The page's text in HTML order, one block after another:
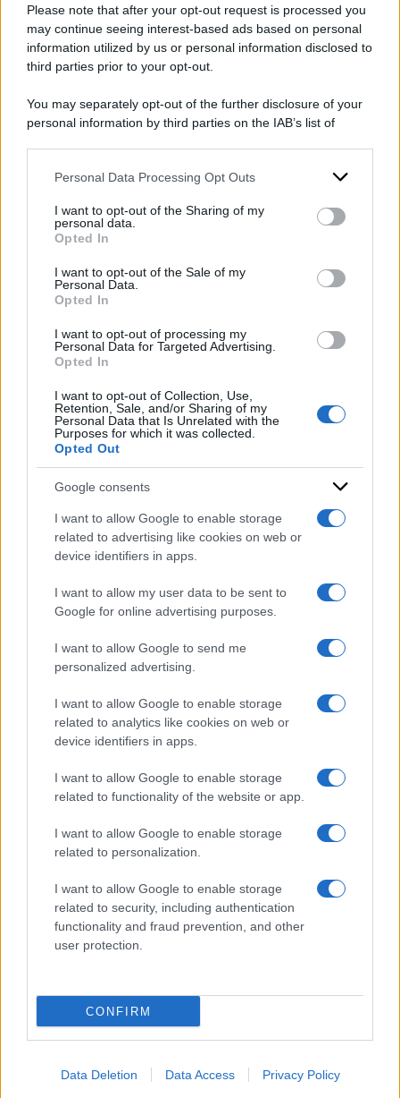
Please note that after your opt-out request is processed you
may continue seeing interest-based ads based on personal
information utilized by us or personal information disclosed to
third parties prior to your opt-out.
You may separately opt-out of the further disclosure of your
personal information by third parties on the IAB’s list of
This information may also be disclosed by us to third parties
disclose it to other third parties.
Please note that this website/app uses one or more Google
services and may gather and store information including but
not limited to your visit or usage behaviour. You may click to
grant or deny consent to Google and its third-party tags to
consent section.
Personal Data Processing Opt Outs
I want to opt-out of the Sharing of my
personal data.
Opted In
I want to opt-out of the Sale of my
Personal Data.
Opted In
I want to opt-out of processing my
Personal Data for Targeted Advertising.
Opted In
I want to opt-out of Collection, Use,
Retention, Sale, and/or Sharing of my
Personal Data that Is Unrelated with the
Purposes for which it was collected.
Opted Out
Google consents
I want to allow Google to enable storage
related to advertising like cookies on web or
device identifiers in apps.
I want to allow my user data to be sent to
Google for online advertising purposes.
I want to allow Google to send me
personalized advertising.
I want to allow Google to enable storage
related to analytics like cookies on web or
device identifiers in apps.
I want to allow Google to enable storage
related to functionality of the website or app.
I want to allow Google to enable storage
related to personalization.
I want to allow Google to enable storage
related to security, including authentication
functionality and fraud prevention, and other
user protection.
CONFIRM
Data Deletion Data Access Privacy Policy
degli altri. Paga l’edicola in cui ciascuno di
noi va a leggersi il giornale che vuole. Noi
abbiamo l’ambizione di essere uno di quei
giornali.Le Parolenon è un’arena dove ci si
scontra all’ultimo sangue. Assomigliamo più ad
un gruppo di amici che si ritrovano il sabato
sera per raccontarsi la settimana, scambiarsi
delle opinioni, farsi quattro risate e, se capita,
un pianto. Prima di farne uno anche adesso
salutiamoci con un sorriso. Buona estate”.
DI
Redazione Web
31 Maggio 2023
ACCEDI ABBONATI
IRAN MIGRANTI
MONDIALI 2026
Redazione Sitemap Taglist Privacy
Cookie Policy
Termini e condizioni
n. 243/48. ISSN 2975-0059
Editore: Romeo Editore srl - PIVA 09250671212